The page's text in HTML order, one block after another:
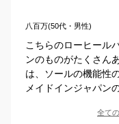
八百万(50代・男性)
こちらのローヒール
ンのものがたくさん
は、ソールの機能性
メイドインジャパン
全て